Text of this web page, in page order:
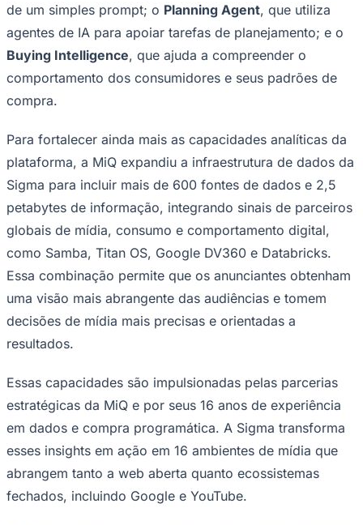
Palmeiras
de um simples prompt; o Planning Agent, que utiliza
agentes de IA para apoiar tarefas de planejamento; e o
Buying Intelligence, que ajuda a compreender o
comportamento dos consumidores e seus padrões de
compra.
Para fortalecer ainda mais as capacidades analíticas da
plataforma, a MiQ expandiu a infraestrutura de dados da
Sigma para incluir mais de 600 fontes de dados e 2,5
petabytes de informação, integrando sinais de parceiros
globais de mídia, consumo e comportamento digital,
como Samba, Titan OS, Google DV360 e Databricks.
Essa combinação permite que os anunciantes obtenham
uma visão mais abrangente das audiências e tomem
decisões de mídia mais precisas e orientadas a
resultados.
Essas capacidades são impulsionadas pelas parcerias
estratégicas da MiQ e por seus 16 anos de experiência
em dados e compra programática. A Sigma transforma
esses insights em ação em 16 ambientes de mídia que
abrangem tanto a web aberta quanto ecossistemas
fechados, incluindo Google e YouTube.